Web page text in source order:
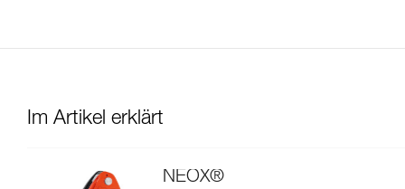
Im Artikel erklärt
NEOX®